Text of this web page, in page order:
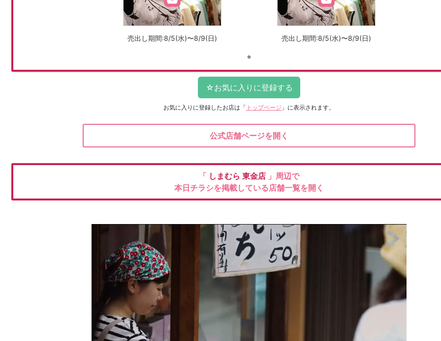
売出し期間:8/5(水)〜8/9(日) 売出し期間:8/5(水)〜8/9(日)
お気に入りに登録したお店は 「 トップページ 」に表示されます。
公式店舗ページを開く
「 しまむら 東金店 」周辺で
本日チラシを掲載している店舗一覧を開く